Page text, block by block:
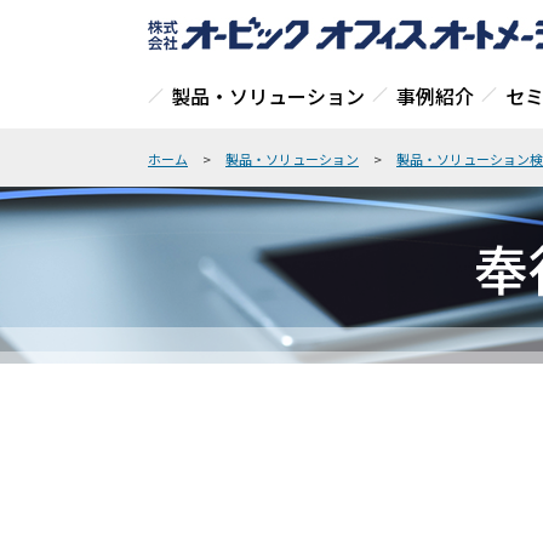
製品・ソリューション 事例紹介 セ
ホーム > 製品・ソリューション > 製品・ソリューション